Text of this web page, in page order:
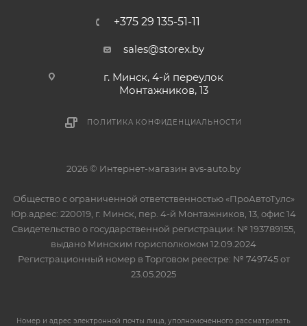
+375 29 135-51-11
sales@storex.by
г. Минск, 4-й переулок
Монтажников, 13
ПОЛИТИКА КОНФИДЕНЦИАЛЬНОСТИ
2026 © Интернет-магазин avs-auto.by
Общество с ограниченной ответственностью «ПроАвтоТулс»
Юр.адрес: 220019, г. Минск, пер. 4-й Монтажников, 13, офис 14
Свидетельство о государственной регистрации: № 193789155,
выдано Минским горисполкомом 12.09.2024
Регистрационный номер в Торговом реестре: № 749745 от
23.05.2025
Номер и адрес электронной почты лица, уполномоченного рассматривать